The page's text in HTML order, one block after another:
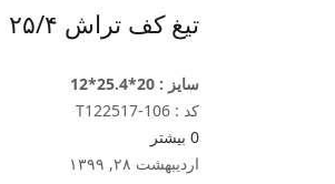
تیغ کف تراش ۲۵/۴
سایز : 20*25.4*12
کد : T122517-106
0 بیشتر
اردیبهشت ۲۸, ۱۳۹۹